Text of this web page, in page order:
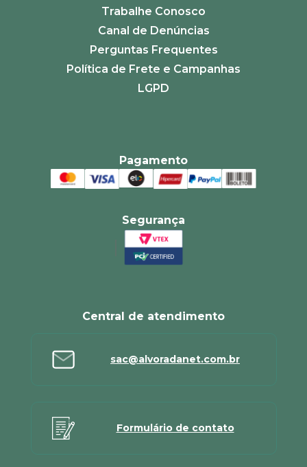
Trabalhe Conosco
Canal de Denúncias
Perguntas Frequentes
Política de Frete e Campanhas
LGPD
Pagamento
Segurança
Central de atendimento
sac@alvoradanet.com.br
Formulário de contato